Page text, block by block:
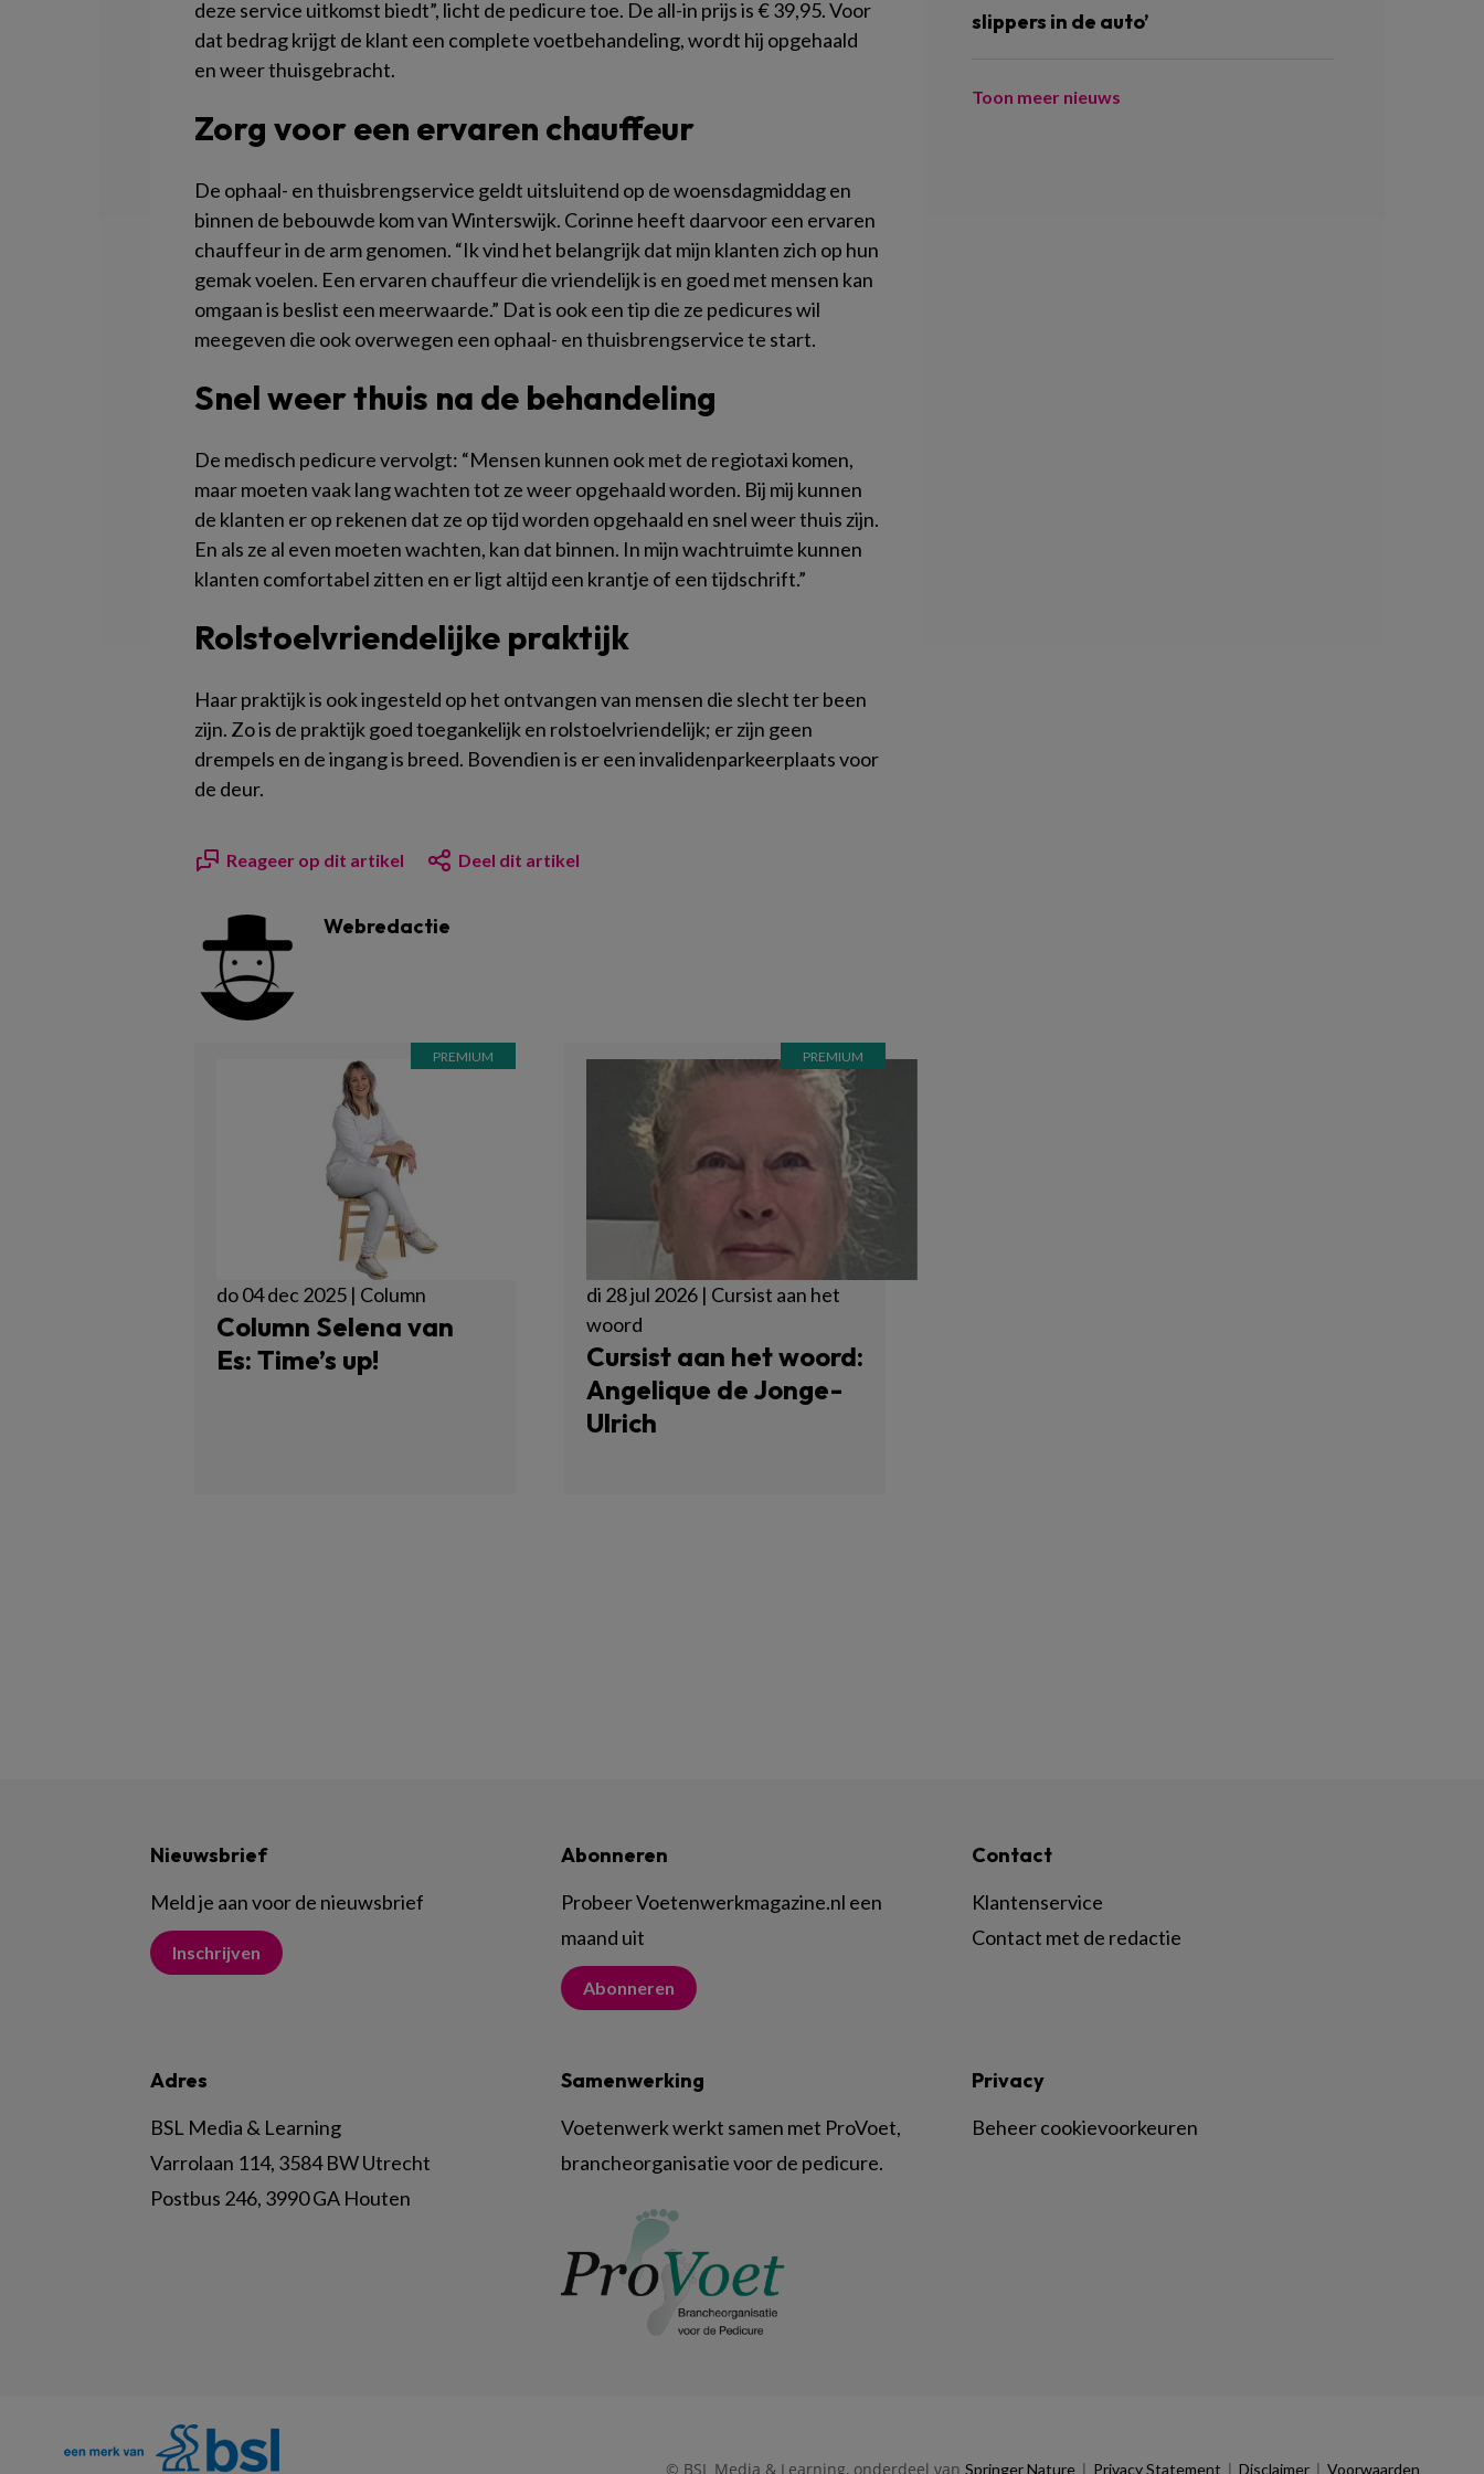
deze service uitkomst biedt”, licht de pedicure toe. De all-in prijs is € 39,95. Voor
dat bedrag krijgt de klant een complete voetbehandeling, wordt hij opgehaald
en weer thuisgebracht.
Zorg voor een ervaren chauffeur
De ophaal- en thuisbrengservice geldt uitsluitend op de woensdagmiddag en
binnen de bebouwde kom van Winterswijk. Corinne heeft daarvoor een ervaren
chauffeur in de arm genomen. “Ik vind het belangrijk dat mijn klanten zich op hun
gemak voelen. Een ervaren chauffeur die vriendelijk is en goed met mensen kan
omgaan is beslist een meerwaarde.” Dat is ook een tip die ze pedicures wil
meegeven die ook overwegen een ophaal- en thuisbrengservice te start.
Snel weer thuis na de behandeling
De medisch pedicure vervolgt: “Mensen kunnen ook met de regiotaxi komen,
maar moeten vaak lang wachten tot ze weer opgehaald worden. Bij mij kunnen
de klanten er op rekenen dat ze op tijd worden opgehaald en snel weer thuis zijn.
En als ze al even moeten wachten, kan dat binnen. In mijn wachtruimte kunnen
klanten comfortabel zitten en er ligt altijd een krantje of een tijdschrift.”
Rolstoelvriendelijke praktijk
Haar praktijk is ook ingesteld op het ontvangen van mensen die slecht ter been
zijn. Zo is de praktijk goed toegankelijk en rolstoelvriendelijk; er zijn geen
drempels en de ingang is breed. Bovendien is er een invalidenparkeerplaats voor
de deur.
Reageer op dit artikel Deel dit artikel
Webredactie
do 04 dec 2025 | Column
Column Selena van
Es: Time’s up!
di 28 jul 2026 | Cursist aan het
woord
Cursist aan het woord:
Angelique de Jonge-
Ulrich
slippers in de auto’
Toon meer nieuws
Nieuwsbrief
Meld je aan voor de nieuwsbrief
Inschrijven
Abonneren
Probeer Voetenwerkmagazine.nl een
maand uit
Abonneren
Contact
Klantenservice
Contact met de redactie
Adres
BSL Media & Learning
Varrolaan 114, 3584 BW Utrecht
Postbus 246, 3990 GA Houten
Samenwerking
Voetenwerk werkt samen met ProVoet,
brancheorganisatie voor de pedicure.
Privacy
Beheer cookievoorkeuren
© BSL Media & Learning, onderdeel van Springer Nature | Privacy Statement | Disclaimer | Voorwaarden